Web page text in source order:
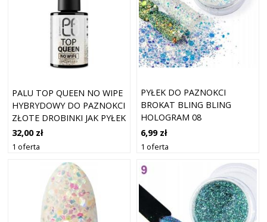
PALU TOP QUEEN NO WIPE
HYBRYDOWY DO PAZNOKCI
ZŁOTE DROBINKI JAK PYŁEK
11G
32,00 zł
1 oferta
PYŁEK DO PAZNOKCI
BROKAT BLING BLING
HOLOGRAM 08
6,99 zł
1 oferta